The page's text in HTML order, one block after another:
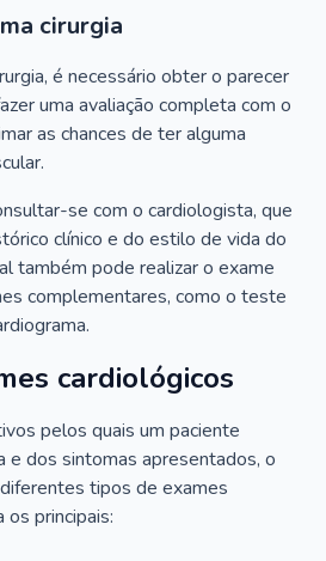
cirurgia
é necessário obter o parecer
uma avaliação completa com o
as chances de ter alguma
se com o cardiologista, que
clínico e do estilo de vida do
também pode realizar o exame
complementares, como o teste
cardiológicos
pelos quais um paciente
e dos sintomas apresentados, o
tipos de exames
os principais: